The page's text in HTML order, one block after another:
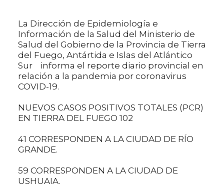
La Dirección de Epidemiología e
Información de la Salud del Ministerio de
Salud del Gobierno de la Provincia de Tierra
del Fuego, Antártida e Islas del Atlántico
Sur informa el reporte diario provincial en
relación a la pandemia por coronavirus
COVID-19.
NUEVOS CASOS POSITIVOS TOTALES (PCR)
EN TIERRA DEL FUEGO 102
41 CORRESPONDEN A LA CIUDAD DE RÍO
GRANDE.
59 CORRESPONDEN A LA CIUDAD DE
USHUAIA.